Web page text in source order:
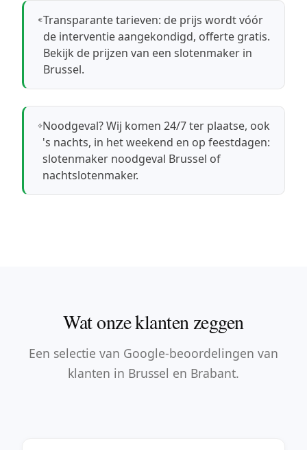
Transparante tarieven: de prijs wordt vóór
de interventie aangekondigd, offerte gratis.
Bekijk de prijzen van een slotenmaker in
Brussel.
Noodgeval? Wij komen 24/7 ter plaatse, ook
's nachts, in het weekend en op feestdagen:
slotenmaker noodgeval Brussel of
nachtslotenmaker.
Wat onze klanten zeggen
Een selectie van Google-beoordelingen van
klanten in Brussel en Brabant.